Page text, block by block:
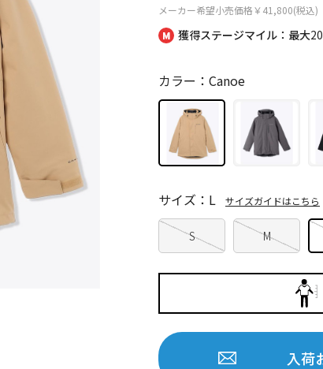
獲得ステージマイル：最大
メーカー希望小売価格￥41,800(税込)
カラー：Canoe
S M
サイズ：L サイズガイドはこちら
入荷